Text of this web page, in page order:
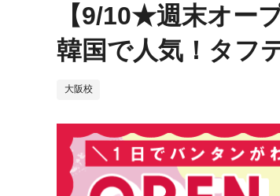
【9/10★週末オー
韓国で人気！タフ
大阪校